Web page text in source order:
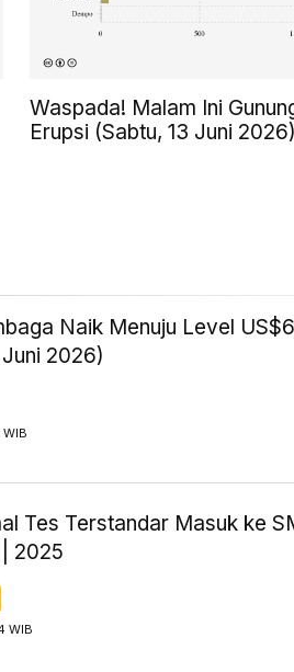
Waspada! Malam Ini
Erupsi (Sabtu, 13 Juni 2026)
Naik Menuju Level
2026)
Tes Terstandar Masuk ke
| 2025
WIB